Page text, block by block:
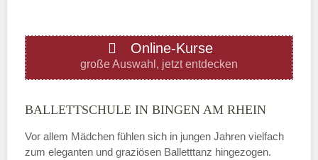
Donnerstag
—
ÖFFNUNGSZEITEN HINZUFÜGEN
Online-Kurse
große Auswahl, jetzt entdecken
BALLETTSCHULE IN BINGEN AM RHEIN
Vor allem Mädchen fühlen sich in jungen Jahren vielfach
zum eleganten und graziösen Balletttanz hingezogen.